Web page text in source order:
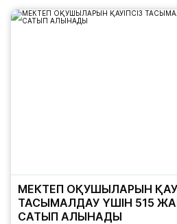
МЕКТЕП ОҚУШЫЛАРЫН
ТАСЫМАЛДАУ ҮШІН 515
САТЫП АЛЫНАДЫ